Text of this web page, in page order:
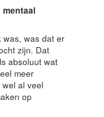
was, was dat er
zijn. Dat
absoluut wat
meer
al veel
op